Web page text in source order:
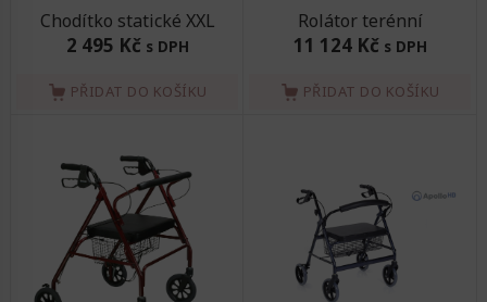
Chodítko statické XXL
2 495 Kč s DPH
PŘIDAT DO KOŠÍKU
Rolátor terénní
11 124 Kč s DPH
PŘIDAT DO KOŠÍKU